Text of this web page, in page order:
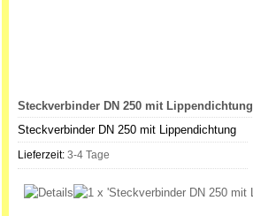
Steckverbinder DN 250 mit Lippendichtung
Steckverbinder DN 250 mit Lippendichtung
Lieferzeit: 3-4 Tage